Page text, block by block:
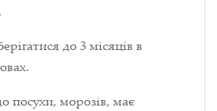
до 3 місяців в
посухи, морозів, має